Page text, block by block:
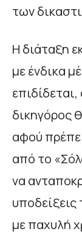
των
Η διάταξη
με ένδικα
δικηγόρος
αφού
από το
να
με παχυλή